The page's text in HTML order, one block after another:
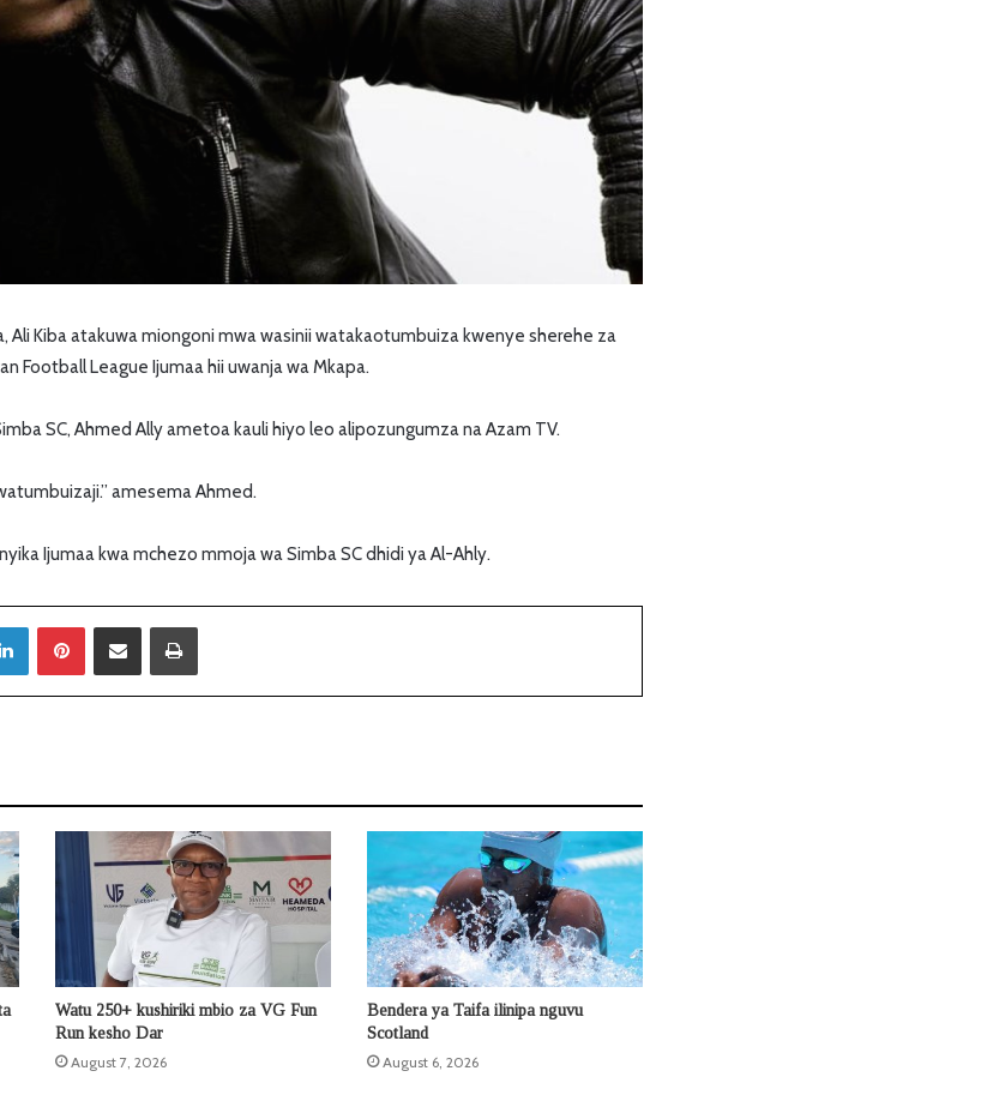
Ali Kiba atakuwa miongoni mwa wasinii watakaotumbuiza kwenye sherehe za
Football League Ijumaa hii uwanja wa Mkapa.
SC, Ahmed Ally ametoa kauli hiyo leo alipozungumza na Azam TV.
amesema Ahmed.
Ijumaa kwa mchezo mmoja wa Simba SC dhidi ya Al-Ahly.
LinkedIn Sambaza kupitia barua pepe
Watu 250+ kushiriki mbio za VG Fun
Run kesho Dar
August 7, 2026
Bendera ya Taifa ilinipa nguvu
Scotland
August 6, 2026